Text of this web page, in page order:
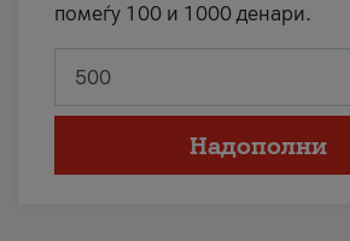
помеѓу 100 и 1000 денари.
Надополни